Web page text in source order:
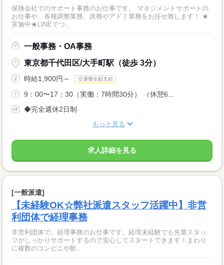
保険会社でのサポート事務のお仕事です。 マネジメントサポートの
お仕事や、各種調整業務、庶務やアドミ業務をお任せ致します！ ★
実施中★LINEでつ...
一般事務・OA事務
東京都千代田区/大手町駅（徒歩 3分）
時給1,900円～ 交通費全額支給
9：00〜17：30（実働：7時間30分） （休憩6...
◆完全週休2日制
もっと見る
求人詳細を見る
[一般派遣]
【未経験OK☆弊社派遣スタッフ活躍中】非営
利団体で経理事務
非営利団体で、経理事務のお仕事です。経理未経験でも先輩スタッ
フがしっかりサポートするので安心してスタートできます！まわり
に複数のコンビニや飲...